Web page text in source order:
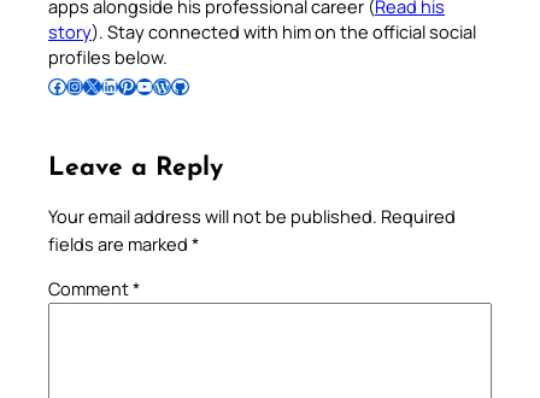
apps alongside his professional career (Read his
story). Stay connected with him on the official social
profiles below.
Follow Pradeep on Facebook Follow Pradeep on InstagramFollow Pradeep on X Follow Pradeep on LinkedIn Follow Pradeep on Pinterest Subscribe to Pradeep’s Youtube Channel Follow Pradeep on WordPress Follow Pradeep on GitHub
Leave a Reply
Your email address will not be published. Required
fields are marked *
Comment*